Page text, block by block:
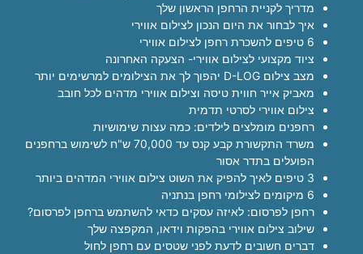
מדריך לקניית הרחפן הראשון שלך
איך לבחור את היום הנכון לצילום אווירי
6 טיפים להשכרת רחפן לצילום אווירי
ציוד מקצועי לצילום אווירי- הצעקה האחרונה
מצב צילום D-LOG יהפוך לך את הצילומים למרשימים יותר
מאביק אייר חווית טיסה וצילום אווירי מדהים לכל חובב
צילום אווירי לסרטי תדמית
רחפנים מומלצים לילדים: כמה עצות שימושיות
משרד התקשורת קבע קנס עד 70,000 ש"ח לשימוש ברחפנים
הפועלים בתדר אסור
3 טיפים לאיך להפיק את השוט צילום אווירי המדהים ביותר
6 מיקומים לצילומי רחפן בנתניה
רחפן לפרסום: לאיזה עסקים כדאי להשתמש ברחפן לפרסום?
שילוב צילום אווירי בהפקות וידאו, המקפצה שלך
דברים חשובים לדעת לפני שטסים עם רחפן לחול